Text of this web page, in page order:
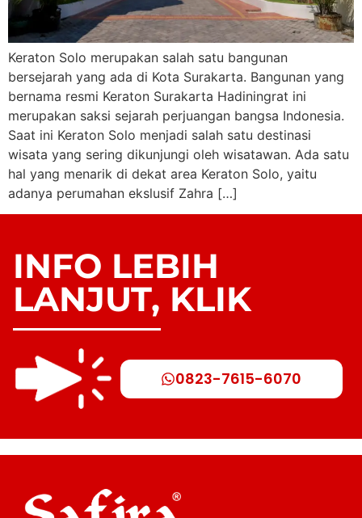
Keraton Solo merupakan salah satu bangunan
bersejarah yang ada di Kota Surakarta. Bangunan yang
bernama resmi Keraton Surakarta Hadiningrat ini
merupakan saksi sejarah perjuangan bangsa Indonesia.
Saat ini Keraton Solo menjadi salah satu destinasi
wisata yang sering dikunjungi oleh wisatawan. Ada satu
hal yang menarik di dekat area Keraton Solo, yaitu
adanya perumahan ekslusif Zahra […]
INFO LEBIH
LANJUT, KLIK
0823-7615-6070